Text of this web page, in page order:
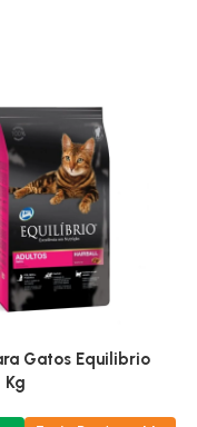
Gatos Equilibrio